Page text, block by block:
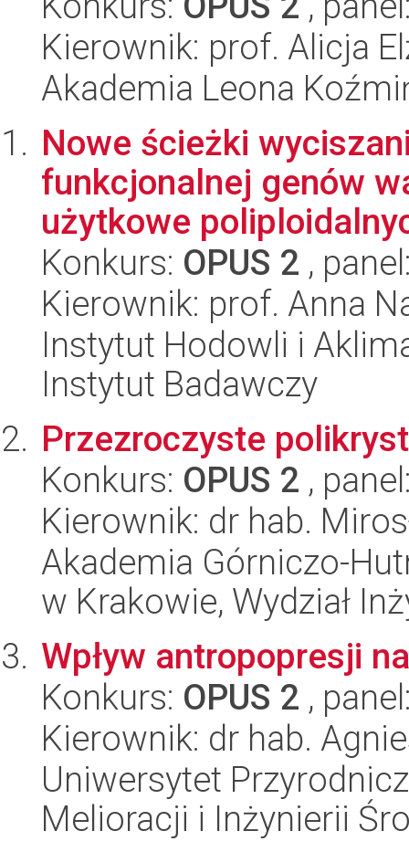
Kierownik: prof. Alicja
Akademia Leona
Nowe ścieżki
funkcjonalnej genów
użytkowe
Konkurs: OPUS 2 ,
Kierownik: prof. Anna
Instytut Hodowli i
Instytut Badawczy
Przezroczyste
Konkurs: OPUS 2 ,
Kierownik: dr hab.
Akademia Górniczo-
w Krakowie, Wydział
Wpływ antropopresji
Konkurs: OPUS 2 ,
Kierownik: dr hab.
Uniwersytet
Melioracji i Inżynierii